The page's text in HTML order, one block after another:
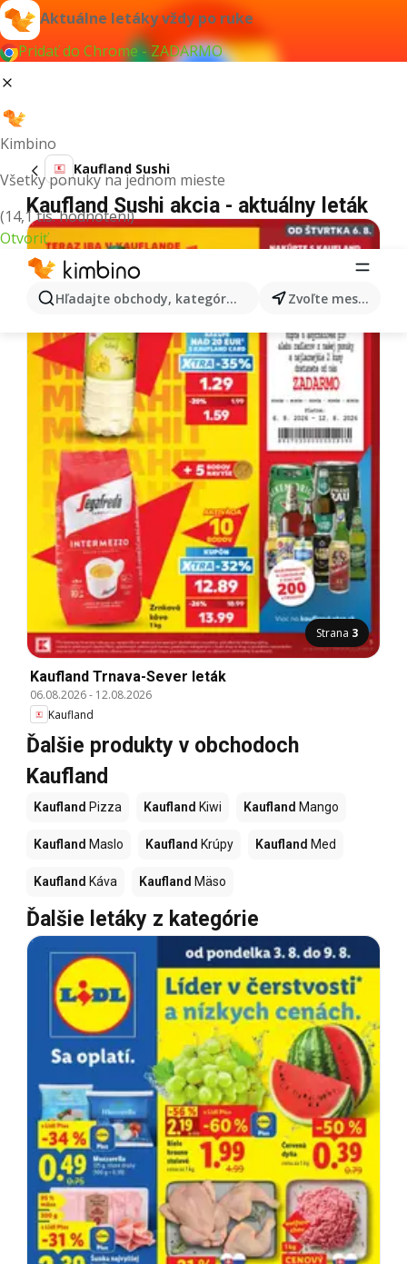
Aktuálne letáky vždy po ruke
Pridať do Chrome - ZADARMO
Kimbino
Všetky ponuky na jednom mieste
(14,1 tis. hodnotení)
Otvoriť
Hľadajte obchody, kategórie, produkty... Zvoľte mesto
Kaufland Sushi
Kaufland Sushi akcia - aktuálny leták
Strana 3
Kaufland Trnava-Sever leták
06.08.2026- 12.08.2026
Kaufland
Ďalšie produkty v obchodoch
Kaufland
Kaufland Pizza Kaufland Kiwi Kaufland Mango
Kaufland Maslo Kaufland Krúpy Kaufland Med
Kaufland Káva Kaufland Mäso
Ďalšie letáky z kategórie